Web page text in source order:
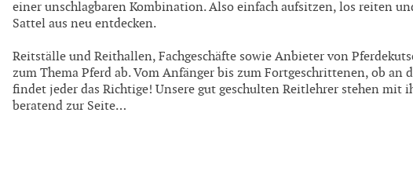
einer unschlagbaren Kombination. Also einfach aufsitzen, los reiten
Sattel aus neu entdecken.
Reitställe und Reithallen, Fachgeschäfte sowie Anbieter von
zum Thema Pferd ab. Vom Anfänger bis zum Fortgeschrittenen, ob an
findet jeder das Richtige! Unsere gut geschulten Reitlehrer stehen mit
beratend zur Seite…